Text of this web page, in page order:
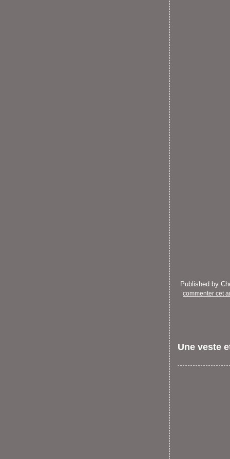
Published by
commenter cet
Une veste